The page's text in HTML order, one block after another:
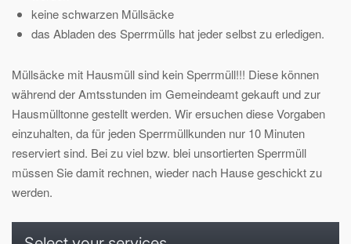
keine schwarzen Müllsäcke
das Abladen des Sperrmülls hat jeder selbst zu erledigen.
Müllsäcke mit Hausmüll sind kein Sperrmüll!!! Diese können
während der Amtsstunden im Gemeindeamt gekauft und zur
Hausmülltonne gestellt werden. Wir ersuchen diese Vorgaben
einzuhalten, da für jeden Sperrmüllkunden nur 10 Minuten
reserviert sind. Bei zu viel bzw. blei unsortierten Sperrmüll
müssen Sie damit rechnen, wieder nach Hause geschickt zu
werden.